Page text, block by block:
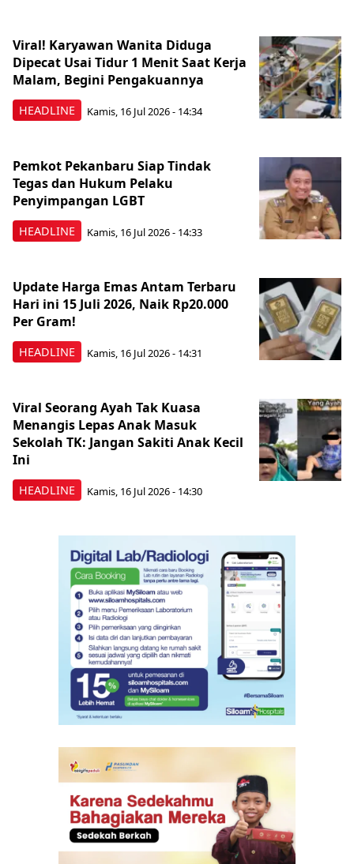
HEADLINE
Viral! Karyawan Wanita Diduga
Dipecat Usai Tidur 1 Menit Saat Kerja
Malam, Begini Pengakuannya
Kamis, 16 Jul 2026 - 14:34
HEADLINE
Pemkot Pekanbaru Siap Tindak
Tegas dan Hukum Pelaku
Penyimpangan LGBT
Kamis, 16 Jul 2026 - 14:33
HEADLINE
Update Harga Emas Antam Terbaru
Hari ini 15 Juli 2026, Naik Rp20.000
Per Gram!
Kamis, 16 Jul 2026 - 14:31
HEADLINE
Viral Seorang Ayah Tak Kuasa
Menangis Lepas Anak Masuk
Sekolah TK: Jangan Sakiti Anak Kecil
Ini
Kamis, 16 Jul 2026 - 14:30